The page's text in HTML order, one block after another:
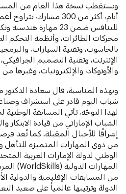
وتستقطب نسخة هذا العام من
للتنافس ضمن 23 مهارة
محركات الطائرات، وأنظمة التحكم
بالحاسوب، وتقنية السيارات،
الإنترنت، وتقنية التصميم
والأوتوكاد، والإلكترونيات، وغيرها
وبهذه المناسبة، قال سعادة
شباب اليوم قادر على استشراف
لهذا التوجّه، تأتي المسابقة
الشباب الإماراتي من قيادة الابتكار
إشراقًا للأجيال المقبلة. كما تُعد
من ذوي المهارات المتميزة للتأهل
الوطني لدولة الإمارات العربية
من المسابقات الإقليمية والدولية
الدولة وترتيبها عالمياً على صعيد